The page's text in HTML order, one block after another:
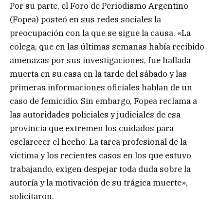
Por su parte, el Foro de Periodismo Argentino
(Fopea) posteó en sus redes sociales la
preocupación con la que se sigue la causa. «La
colega, que en las últimas semanas había recibido
amenazas por sus investigaciones, fue hallada
muerta en su casa en la tarde del sábado y las
primeras informaciones oficiales hablan de un
caso de femicidio. Sin embargo, Fopea reclama a
las autoridades policiales y judiciales de esa
provincia que extremen los cuidados para
esclarecer el hecho. La tarea profesional de la
víctima y los recientes casos en los que estuvo
trabajando, exigen despejar toda duda sobre la
autoría y la motivación de su trágica muerte»,
solicitaron.